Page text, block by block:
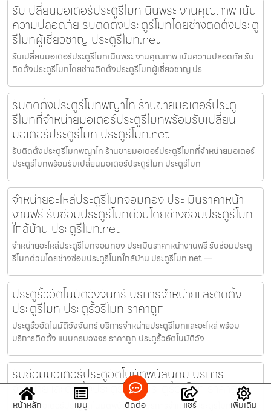
รับเปลี่ยนมอเตอร์ประตูรีโมทเนินพระ งานคุณภาพ เน้น
ความปลอดภัย รับติดตั้งประตูรีโมทโดยช่างติดตั้งประตู
รีโมทผู้เชี่ยวชาญ ประตูรีโมท.net
รับเปลี่ยนมอเตอร์ประตูรีโมทเนินพระ งานคุณภาพ เน้นความปลอดภัย รับ
ติดตั้งประตูรีโมทโดยช่างติดตั้งประตูรีโมทผู้เชี่ยวชาญ ปร
รับติดตั้งประตูรีโมทพญาไท ร้านขายมอเตอร์ประตู
รีโมทที่จำหน่ายมอเตอร์ประตูรีโมทพร้อมรับเปลี่ยน
มอเตอร์ประตูรีโมท ประตูรีโมท.net
รับติดตั้งประตูรีโมทพญาไท ร้านขายมอเตอร์ประตูรีโมทที่จำหน่ายมอเตอร์
ประตูรีโมทพร้อมรับเปลี่ยนมอเตอร์ประตูรีโมท ประตูรีโมท
จำหน่ายอะไหล่ประตูรีโมทจอมทอง ประเมินราคาหน้า
งานฟรี รับซ่อมประตูรีโมทด่วนโดยช่างซ่อมประตูรีโมท
ใกล้บ้าน ประตูรีโมท.net
จำหน่ายอะไหล่ประตูรีโมทจอมทอง ประเมินราคาหน้างานฟรี รับซ่อมประตู
รีโมทด่วนโดยช่างซ่อมประตูรีโมทใกล้บ้าน ประตูรีโมท.net —
ประตูรั้วอัตโนมัติวังจันทร์ บริการจำหน่ายและติดตั้ง
ประตูรีโมท ประตูรั้วรีโมท ราคาถูก
ประตูรั้วอัตโนมัติวังจันทร์ บริการจำหน่ายประตูรีโมทและอะไหล่ พร้อม
บริการติดตั้ง แบบครบวงจร ราคาถูก ประตูรั้วอัตโนมัติวัง
รับซ่อมมอเตอร์ประตูอัตโนมัติพนัสนิคม บริการ
จำหน่ายและติดตั้งประตูรีโมท ประตูรั้วรีโมท ราคาถูก
รับซ่อมมอเตอร์ประตูอัตโนมัติพนัสนิคม บริการจำหน่ายประตูรีโมทและ
หน้าหลัก เมนู ติดต่อ แชร์ เพิ่มเติม